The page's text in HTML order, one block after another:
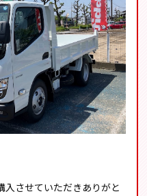
させていただきありがと